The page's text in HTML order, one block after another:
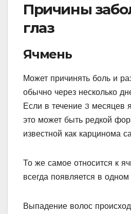
Причины
глаз
Ячмень
Может причинять боль и
обычно через несколько
Если в течение 3 месяцев
это может быть редкой
известной как карцинома
То же самое относится к
всегда появляется в
Выпадение волос